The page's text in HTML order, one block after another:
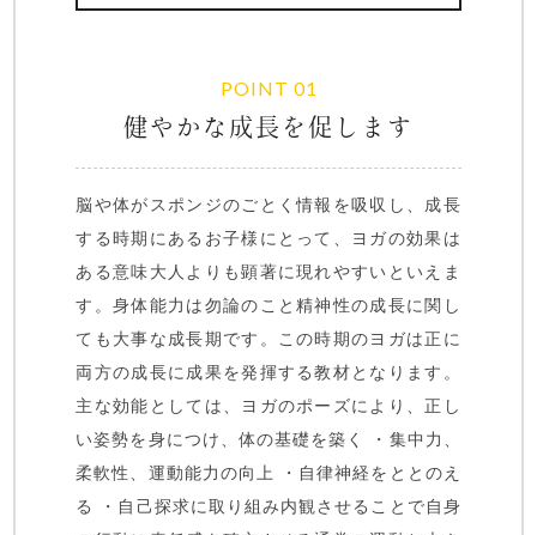
POINT 01
健やかな成長を促します
脳や体がスポンジのごとく情報を吸収し、成⻑
する時期にあるお子様にとって、ヨガの効果は
ある意味大人よりも顕著に現れやすいといえま
す。身体能力は勿論のこと精神性の成⻑に関し
ても大事な成⻑期です。この時期のヨガは正に
両方の成⻑に成果を発揮する教材となります。
主な効能としては、ヨガのポーズにより、正し
い姿勢を身につけ、体の基礎を築く ・集中力、
柔軟性、運動能力の向上 ・自律神経をととのえ
る ・自己探求に取り組み内観させることで自身